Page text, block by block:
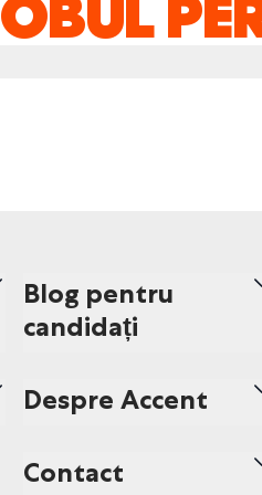
Blog pentru
candidați
Despre Accent
Contact